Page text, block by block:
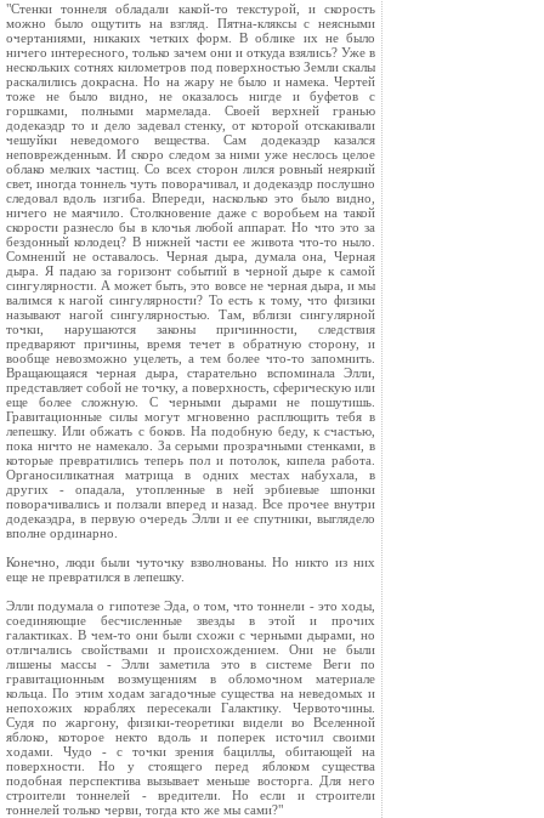
"Стенки тоннеля обладали какой-то текстурой, и скорость
можно было ощутить на взгляд. Пятна-кляксы с неясными
очертаниями, никаких четких форм. В облике их не было
ничего интересного, только зачем они и откуда взялись? Уже в
нескольких сотнях километров под поверхностью Земли скалы
раскалились докрасна. Но на жару не было и намека. Чертей
тоже не было видно, не оказалось нигде и буфетов с
горшками, полными мармелада. Своей верхней гранью
додекаэдр то и дело задевал стенку, от которой отскакивали
чешуйки неведомого вещества. Сам додекаэдр казался
неповрежденным. И скоро следом за ними уже неслось целое
облако мелких частиц. Со всех сторон лился ровный неяркий
свет, иногда тоннель чуть поворачивал, и додекаэдр послушно
следовал вдоль изгиба. Впереди, насколько это было видно,
ничего не маячило. Столкновение даже с воробьем на такой
скорости разнесло бы в клочья любой аппарат. Но что это за
бездонный колодец? В нижней части ее живота что-то ныло.
Сомнений не оставалось. Черная дыра, думала она, Черная
дыра. Я падаю за горизонт событий в черной дыре к самой
сингулярности. А может быть, это вовсе не черная дыра, и мы
валимся к нагой сингулярности? То есть к тому, что физики
называют нагой сингулярностью. Там, вблизи сингулярной
точки, нарушаются законы причинности, следствия
предваряют причины, время течет в обратную сторону, и
вообще невозможно уцелеть, а тем более что-то запомнить.
Вращающаяся черная дыра, старательно вспоминала Элли,
представляет собой не точку, а поверхность, сферическую или
еще более сложную. С черными дырами не пошутишь.
Гравитационные силы могут мгновенно расплющить тебя в
лепешку. Или обжать с боков. На подобную беду, к счастью,
пока ничто не намекало. За серыми прозрачными стенками, в
которые превратились теперь пол и потолок, кипела работа.
Органосиликатная матрица в одних местах набухала, в
других - опадала, утопленные в ней эрбиевые шпонки
поворачивались и ползали вперед и назад. Все прочее внутри
додекаэдра, в первую очередь Элли и ее спутники, выглядело
вполне ординарно.
Конечно, люди были чуточку взволнованы. Но никто из них
еще не превратился в лепешку.
Элли подумала о гипотезе Эда, о том, что тоннели - это ходы,
соединяющие бесчисленные звезды в этой и прочих
галактиках. В чем-то они были схожи с черными дырами, но
отличались свойствами и происхождением. Они не были
лишены массы - Элли заметила это в системе Веги по
гравитационным возмущениям в обломочном материале
кольца. По этим ходам загадочные существа на неведомых и
непохожих кораблях пересекали Галактику. Червоточины.
Судя по жаргону, физики-теоретики видели во Вселенной
яблоко, которое некто вдоль и поперек источил своими
ходами. Чудо - с точки зрения бациллы, обитающей на
поверхности. Но у стоящего перед яблоком существа
подобная перспектива вызывает меньше восторга. Для него
строители тоннелей - вредители. Но если и строители
тоннелей только черви, тогда кто же мы сами?"